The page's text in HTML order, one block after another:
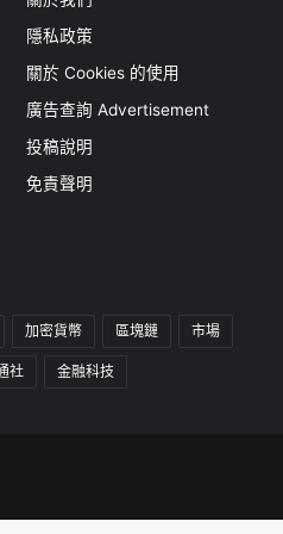
隱私政策
關於 Cookies 的使用
廣告查詢 Advertisement
投稿說明
免責聲明
加密貨幣 區塊鏈 市場
社 金融科技